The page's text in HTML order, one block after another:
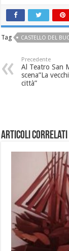
Tag CASTELLO DEL
Precedente
Al Teatro San
scena”La
città”
Articoli correlati